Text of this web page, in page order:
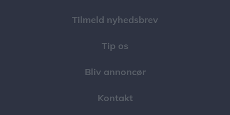
Tilmeld nyhedsbrev
Tip os
Bliv annoncør
Kontakt